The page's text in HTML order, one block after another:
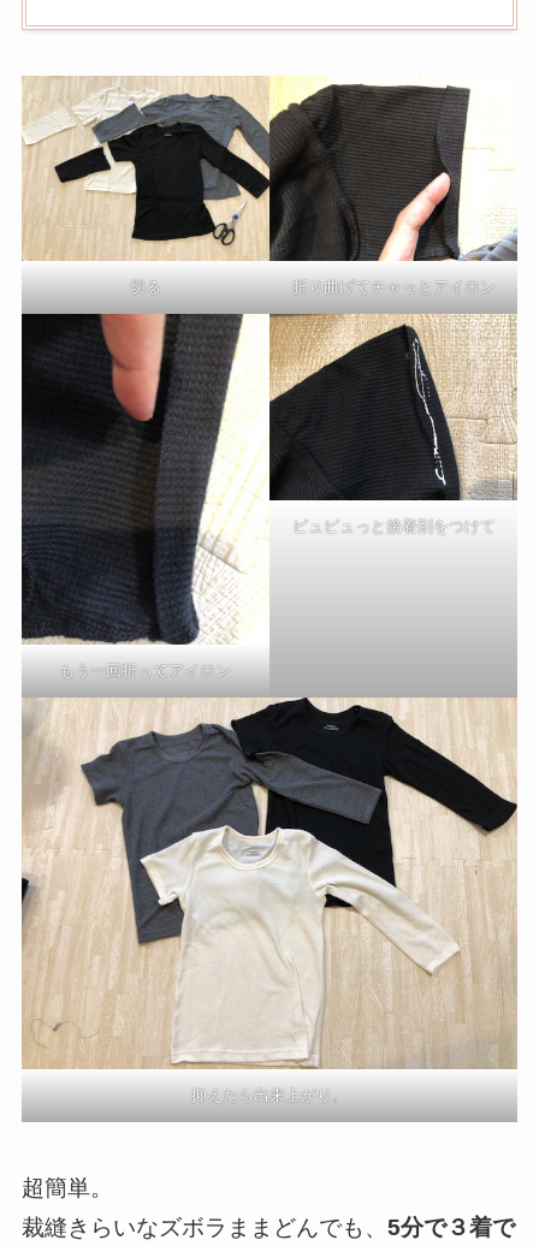
切る 折り曲げてチャっとアイロン
もう一回折ってアイロン
ピュピュっと接着剤をつけて
抑えたら出来上がり。
超簡単。
裁縫きらいなズボラままどんでも、 5分で３着で